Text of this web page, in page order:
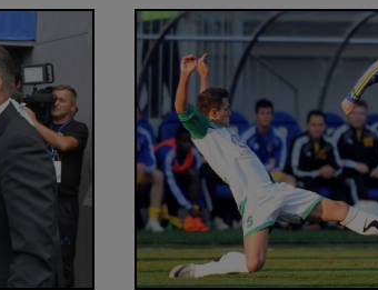
Alexandru Maxim, reacție dură